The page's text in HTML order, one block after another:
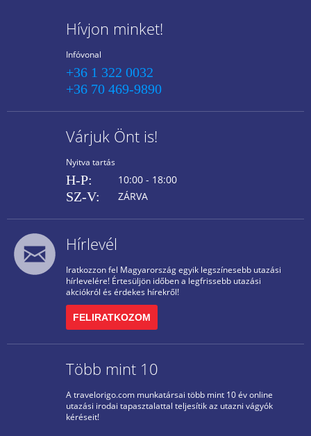
Hívjon minket!
Infóvonal
+36 1 322 0032
+36 70 469-9890
Várjuk Önt is!
Nyitva tartás
H-P: 10:00 - 18:00
SZ-V: ZÁRVA
Hírlevél
Iratkozzon fel Magyarország egyik legszínesebb utazási
hírlevelére! Értesüljön időben a legfrissebb utazási
akciókról és érdekes hírekről!
FELIRATKOZOM
Több mint 10
A travelorigo.com munkatársai több mint 10 év online
utazási irodai tapasztalattal teljesítik az utazni vágyók
kéréseit!